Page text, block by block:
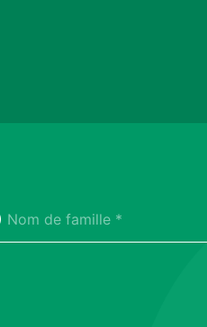
Nom de famille *